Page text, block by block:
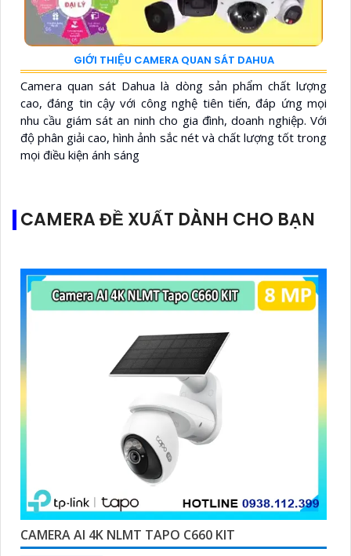
GIỚI THIỆU CAMERA QUAN SÁT DAHUA
Camera quan sát Dahua là dòng sản phẩm chất lượng
cao, đáng tin cậy với công nghệ tiên tiến, đáp ứng mọi
nhu cầu giám sát an ninh cho gia đình, doanh nghiệp. Với
độ phân giải cao, hình ảnh sắc nét và chất lượng tốt trong
mọi điều kiện ánh sáng
CAMERA ĐỀ XUẤT DÀNH CHO BẠN
CAMERA AI 4K NLMT TAPO C660 KIT